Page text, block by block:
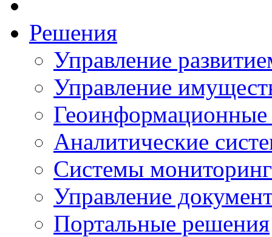
Решения
Управление
Управление
Аналитические
Системы
Управление
Портальные решения